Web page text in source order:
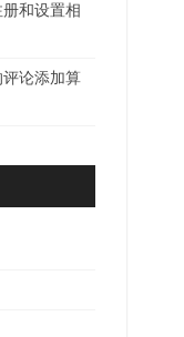
和设置相
论添加算